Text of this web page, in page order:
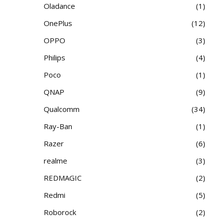
Oladance
1
OnePlus
12
OPPO
3
Philips
4
Poco
1
QNAP
9
Qualcomm
34
Ray-Ban
1
Razer
6
realme
3
REDMAGIC
2
Redmi
5
Roborock
2